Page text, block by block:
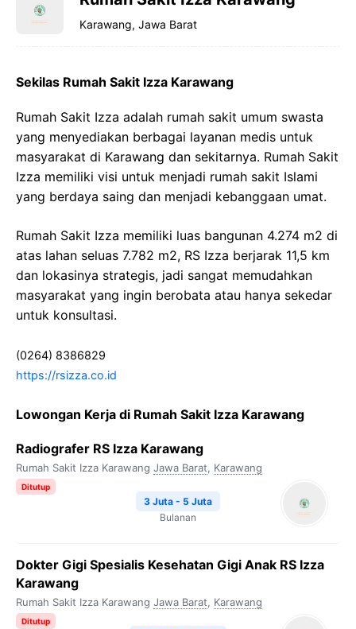
Karawang, Jawa Barat
Sekilas Rumah Sakit Izza Karawang
Rumah Sakit Izza adalah rumah sakit umum swasta
yang menyediakan berbagai layanan medis untuk
masyarakat di Karawang dan sekitarnya. Rumah Sakit
Izza memiliki visi untuk menjadi rumah sakit Islami
yang berdaya saing dan menjadi kebanggaan umat.
Rumah Sakit Izza memiliki luas bangunan 4.274 m2 di
atas lahan seluas 7.782 m2, RS Izza berjarak 11,5 km
dan lokasinya strategis, jadi sangat memudahkan
masyarakat yang ingin berobata atau hanya sekedar
untuk konsultasi.
(0264) 8386829
https://rsizza.co.id
Lowongan Kerja di Rumah Sakit Izza Karawang
Radiografer RS Izza Karawang
Rumah Sakit Izza Karawang Jawa Barat, Karawang
Ditutup
3 Juta - 5 Juta
Bulanan
Dokter Gigi Spesialis Kesehatan Gigi Anak RS Izza
Karawang
Rumah Sakit Izza Karawang Jawa Barat, Karawang
Ditutup